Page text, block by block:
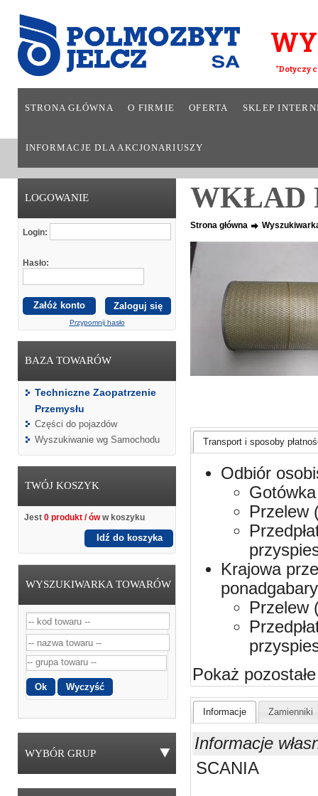
*Dotyczy
STRONA GŁÓWNA O FIRMIE OFERTA SKLEP
INFORMACJE DLA AKCJONARIUSZY
LOGOWANIE
Login:
Hasło:
Załóż konto
Przypomnij hasło
BAZA TOWARÓW
Techniczne Zaopatrzenie
Przemysłu
Części do pojazdów
Wyszukiwanie wg Samochodu
TWÓJ KOSZYK
Jest 0 produkt / óww koszyku
Idź do koszyka
WYSZUKIWARKA TOWARÓW
WYBÓR GRUP
WKŁAD
Strona główna
Transport i sposoby
Odbiór
Przelew
Krajowa
Przelew
Pokaż pozostałe
Informacje Zamienniki
Informacje
SCANIA